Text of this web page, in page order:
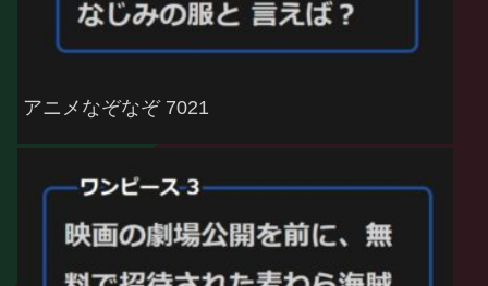
アニメなぞなぞ 7021